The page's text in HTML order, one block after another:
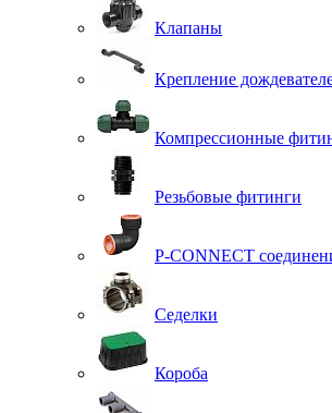
Клапаны
Крепление
Компрессионные
Резьбовые фитинги
P-CONNECT
Седелки
Короба